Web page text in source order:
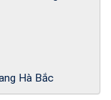
Hà Bắc